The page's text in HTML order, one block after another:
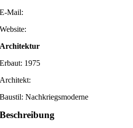
E-Mail:
Website:
Architektur
Erbaut: 1975
Architekt:
Baustil: Nachkriegsmoderne
Beschreibung